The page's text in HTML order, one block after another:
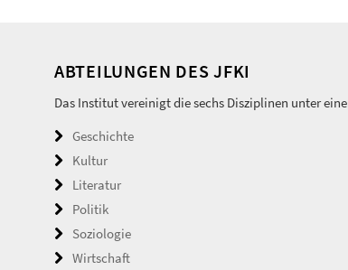
ABTEILUNGEN DES JFKI
Das Institut vereinigt die sechs Disziplinen unter
Geschichte
Kultur
Literatur
Politik
Soziologie
Wirtschaft